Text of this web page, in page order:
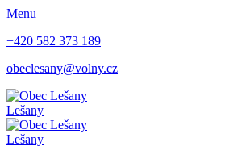
Menu
+420 582 373 189
obeclesany@volny.cz
Lešany
Lešany